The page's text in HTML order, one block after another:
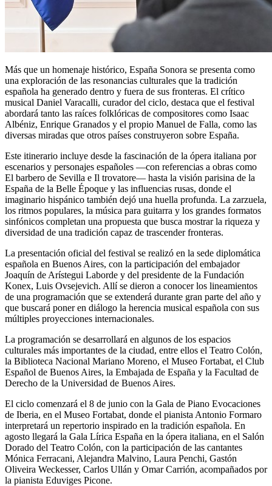
Más que un homenaje histórico, España Sonora se presenta como
una exploración de las resonancias culturales que la tradición
española ha generado dentro y fuera de sus fronteras. El crítico
musical Daniel Varacalli, curador del ciclo, destaca que el festival
abordará tanto las raíces folklóricas de compositores como Isaac
Albéniz, Enrique Granados y el propio Manuel de Falla, como las
diversas miradas que otros países construyeron sobre España.
Este itinerario incluye desde la fascinación de la ópera italiana por
escenarios y personajes españoles —con referencias a obras como
El barbero de Sevilla e Il trovatore— hasta la visión parisina de la
España de la Belle Époque y las influencias rusas, donde el
imaginario hispánico también dejó una huella profunda. La zarzuela,
los ritmos populares, la música para guitarra y los grandes formatos
sinfónicos completan una propuesta que busca mostrar la riqueza y
diversidad de una tradición capaz de trascender fronteras.
La presentación oficial del festival se realizó en la sede diplomática
española en Buenos Aires, con la participación del embajador
Joaquín de Arístegui Laborde y del presidente de la Fundación
Konex, Luis Ovsejevich. Allí se dieron a conocer los lineamientos
de una programación que se extenderá durante gran parte del año y
que buscará poner en diálogo la herencia musical española con sus
múltiples proyecciones internacionales.
La programación se desarrollará en algunos de los espacios
culturales más importantes de la ciudad, entre ellos el Teatro Colón,
la Biblioteca Nacional Mariano Moreno, el Museo Fortabat, el Club
Español de Buenos Aires, la Embajada de España y la Facultad de
Derecho de la Universidad de Buenos Aires.
El ciclo comenzará el 8 de junio con la Gala de Piano Evocaciones
de Iberia, en el Museo Fortabat, donde el pianista Antonio Formaro
interpretará un repertorio inspirado en la tradición española. En
agosto llegará la Gala Lírica España en la ópera italiana, en el Salón
Dorado del Teatro Colón, con la participación de las cantantes
Mónica Ferracani, Alejandra Malvino, Laura Penchi, Gastón
Oliveira Weckesser, Carlos Ullán y Omar Carrión, acompañados por
la pianista Eduviges Picone.